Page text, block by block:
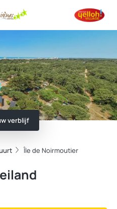
verblijf
Île de Noirmoutier